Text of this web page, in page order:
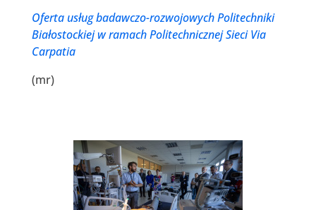
Oferta usług badawczo-rozwojowych Politechniki
Białostockiej w ramach Politechnicznej Sieci Via
Carpatia
(mr)